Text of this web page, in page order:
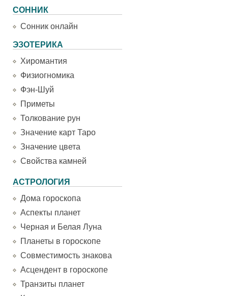
СОННИК
Сонник онлайн
ЭЗОТЕРИКА
Хиромантия
Физиогномика
Фэн-Шуй
Приметы
Толкование рун
Значение карт Таро
Значение цвета
Свойства камней
АСТРОЛОГИЯ
Дома гороскопа
Аспекты планет
Черная и Белая Луна
Планеты в гороскопе
Совместимость знакова
Асцендент в гороскопе
Транзиты планет